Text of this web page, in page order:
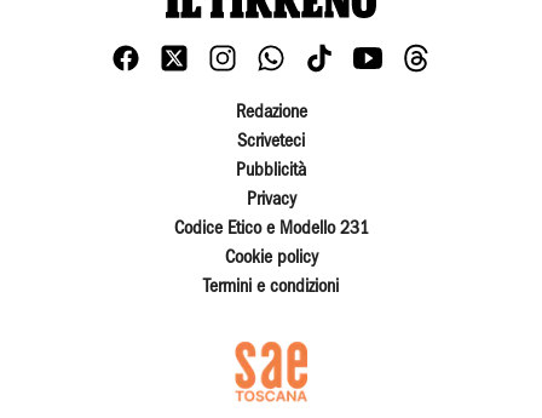
Redazione
Scriveteci
Pubblicità
Privacy
Codice Etico e Modello 231
Cookie policy
Termini e condizioni